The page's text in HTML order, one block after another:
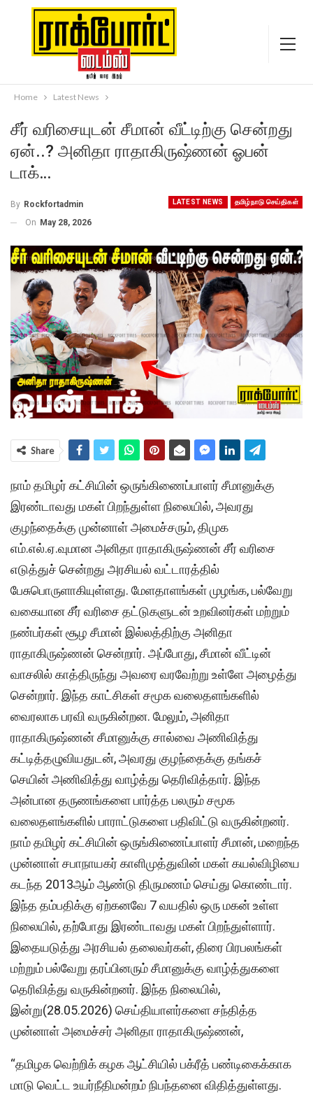
Home Latest News
சீர் வரிசையுடன் சீமான் வீட்டிற்கு சென்றது
ஏன்..? அனிதா ராதாகிருஷ்ணன் ஓபன்
டாக்…
LATEST NEWS தமிழ்நாடு செய்திகள்
By Rockfortadmin
On May 28, 2026
Share
நாம் தமிழர் கட்சியின் ஒருங்கிணைப்பாளர் சீமானுக்கு
இரண்டாவது மகள் பிறந்துள்ள நிலையில், அவரது
குழந்தைக்கு முன்னாள் அமைச்சரும், திமுக
எம்.எல்.ஏ.வுமான அனிதா ராதாகிருஷ்ணன் சீர் வரிசை
எடுத்துச் சென்றது அரசியல் வட்டாரத்தில்
பேசுபொருளாகியுள்ளது. மேளதாளங்கள் முழங்க, பல்வேறு
வகையான சீர் வரிசை தட்டுகளுடன் உறவினர்கள் மற்றும்
நண்பர்கள் சூழ சீமான் இல்லத்திற்கு அனிதா
ராதாகிருஷ்ணன் சென்றார். அப்போது, சீமான் வீட்டின்
வாசலில் காத்திருந்து அவரை வரவேற்று உள்ளே அழைத்து
சென்றார். இந்த காட்சிகள் சமூக வலைதளங்களில்
வைரலாக பரவி வருகின்றன. மேலும், அனிதா
ராதாகிருஷ்ணன் சீமானுக்கு சால்வை அணிவித்து
கட்டித்தழுவியதுடன், அவரது குழந்தைக்கு தங்கச்
செயின் அணிவித்து வாழ்த்து தெரிவித்தார். இந்த
அன்பான தருணங்களை பார்த்த பலரும் சமூக
வலைதளங்களில் பாராட்டுகளை பதிவிட்டு வருகின்றனர்.
நாம் தமிழர் கட்சியின் ஒருங்கிணைப்பாளர் சீமான், மறைந்த
முன்னாள் சபாநாயகர் காளிமுத்துவின் மகள் கயல்விழியை
கடந்த 2013ஆம் ஆண்டு திருமணம் செய்து கொண்டார்.
இந்த தம்பதிக்கு ஏற்கனவே 7 வயதில் ஒரு மகன் உள்ள
நிலையில், தற்போது இரண்டாவது மகள் பிறந்துள்ளார்.
இதையடுத்து அரசியல் தலைவர்கள், திரை பிரபலங்கள்
மற்றும் பல்வேறு தரப்பினரும் சீமானுக்கு வாழ்த்துகளை
தெரிவித்து வருகின்றனர். இந்த நிலையில்,
இன்று(28.05.2026) செய்தியாளர்களை சந்தித்த
முன்னாள் அமைச்சர் அனிதா ராதாகிருஷ்ணன்,
“தமிழக வெற்றிக் கழக ஆட்சியில் பக்ரீத் பண்டிகைக்காக
மாடு வெட்ட உயர்நீதிமன்றம் நிபந்தனை விதித்துள்ளது.